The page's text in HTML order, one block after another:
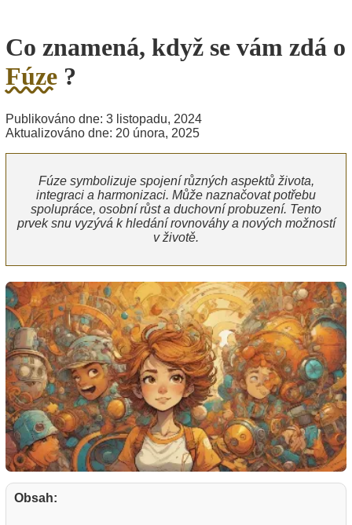
Co znamená, když se vám zdá o
Fúze ?
Publikováno dne: 3 listopadu, 2024
Aktualizováno dne: 20 února, 2025
Fúze symbolizuje spojení různých aspektů života,
integraci a harmonizaci. Může naznačovat potřebu
spolupráce, osobní růst a duchovní probuzení. Tento
prvek snu vyzývá k hledání rovnováhy a nových možností
v životě.
Obsah: